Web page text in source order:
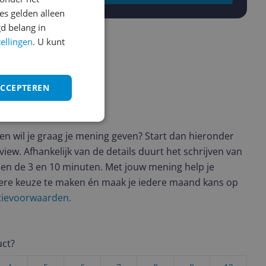
wil je graag je mening geven? Start dan hieronder
Afhankelijk van de details duurt het schrijven van
de 3 en 10 minuten. Met jouw mening help je
keuze te maken én maak je iedere maand kans op
gelden alleen
belang in
. U kunt